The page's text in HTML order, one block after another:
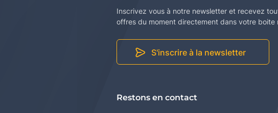
Inscrivez vous à notre newsletter et recevez
offres du moment directement dans votre boite
S'inscrire à la newsletter
Restons en contact